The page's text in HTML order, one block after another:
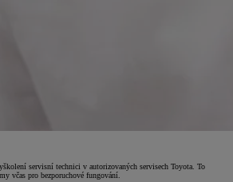
servisní technici v autorizovaných servisech Toyota. To
včas pro bezporuchové fungování.